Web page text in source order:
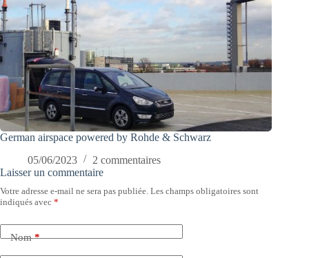
German airspace powered by Rohde & Schwarz
05/06/2023
2 commentaires
Laisser un commentaire
Votre adresse e-mail ne sera pas publiée. Les champs obligatoires sont
indiqués avec *
Nom*